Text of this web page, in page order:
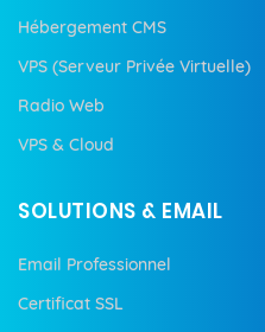
Hébergement CMS
VPS (Serveur Privée Virtuelle)
Radio Web
VPS & Cloud
SOLUTIONS & EMAIL
Email Professionnel
Certificat SSL